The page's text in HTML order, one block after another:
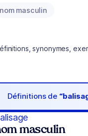
nom masculin
synonymes,
Définitions de
masculin